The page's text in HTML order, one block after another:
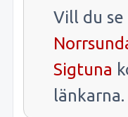
Vill du
Sigtuna
länkarna.